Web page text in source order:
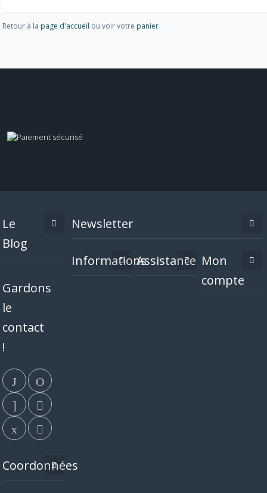
Retour à la page d'accueil ou voir votre panier
Le
Blog
Gardons
le
contact
!
Coordonnées
Newsletter
InformationsAssistance Mon
compte